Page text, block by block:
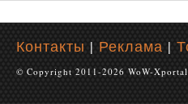
Контакты | Реклама |
© Copyright 2011-2026 WoW-